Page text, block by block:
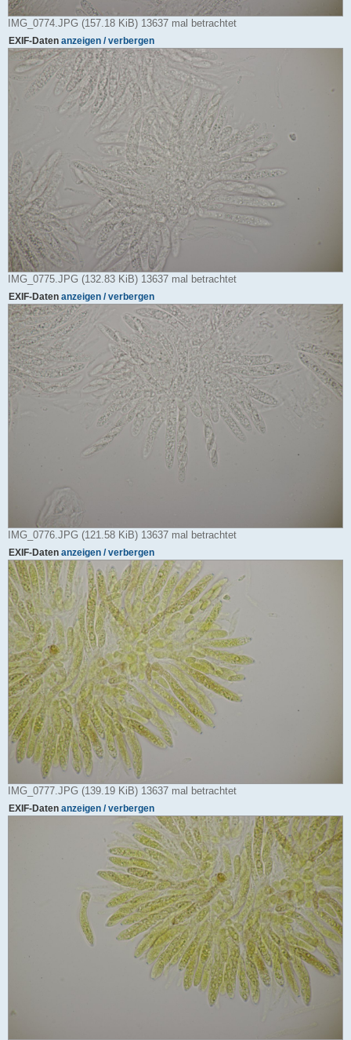
IMG_0774.JPG (157.18 KiB) 13637 mal betrachtet
EXIF-Daten anzeigen / verbergen
IMG_0775.JPG (132.83 KiB) 13637 mal betrachtet
EXIF-Daten anzeigen / verbergen
IMG_0776.JPG (121.58 KiB) 13637 mal betrachtet
EXIF-Daten anzeigen / verbergen
IMG_0777.JPG (139.19 KiB) 13637 mal betrachtet
EXIF-Daten anzeigen / verbergen